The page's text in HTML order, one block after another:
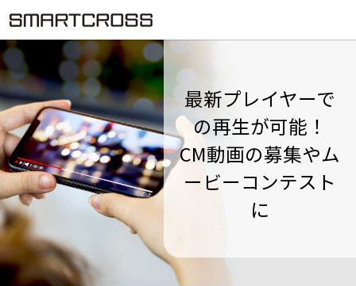
最新プレイヤーで
の再生が可能！
CM動画の募集やム
ービーコンテスト
に